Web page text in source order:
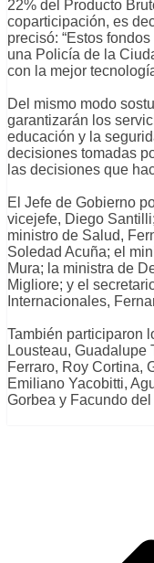
22% del Producto
coparticipación, es
precisó: “Estos
una Policía de la
con la mejor
Del mismo modo
garantizarán los
educación y la
decisiones tomadas
las decisiones que
El Jefe de Gobierno
vicejefe, Diego
ministro de Salud,
Soledad Acuña; el
Mura; la ministra de
Migliore; y el
Internacionales,
También participaron
Lousteau, Guadalupe
Ferraro, Roy Cortina,
Emiliano Yacobitti,
Gorbea y Facundo del